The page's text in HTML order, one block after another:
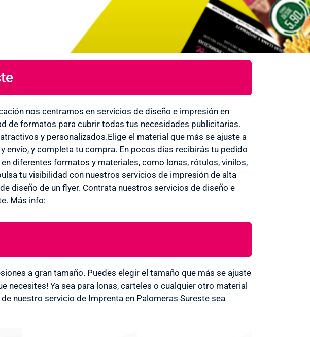
nos centramos en servicios de diseño e impresión en
de formatos para cubrir todas tus necesidades publicitarias.
y personalizados.Elige el material que más se ajuste a
envío, y completa tu compra. En pocos días recibirás tu pedido
diferentes formatos y materiales, como lonas, rótulos, vinilos,
tu visibilidad con nuestros servicios de impresión de alta
diseño de un flyer. Contrata nuestros servicios de diseño e
Más info:
a gran tamaño. Puedes elegir el tamaño que más se ajuste
necesites! Ya sea para lonas, carteles o cualquier otro material
nuestro servicio de Imprenta en Palomeras Sureste sea